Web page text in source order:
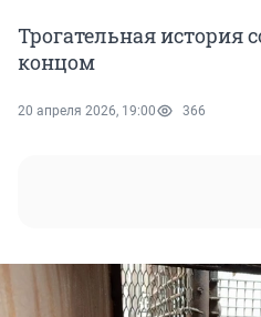
Трогательная история
концом
20 апреля 2026, 19:00 366